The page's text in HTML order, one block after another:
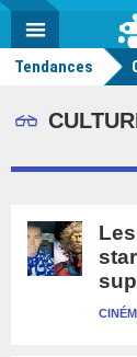
MENU
Tendances